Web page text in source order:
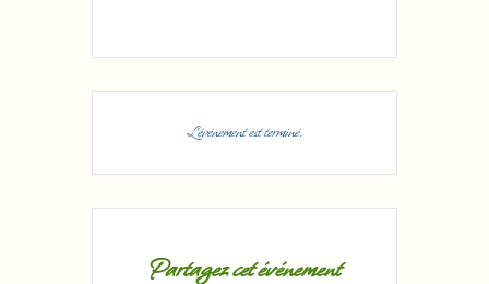
L'événement est terminé.
Partagez cet événement